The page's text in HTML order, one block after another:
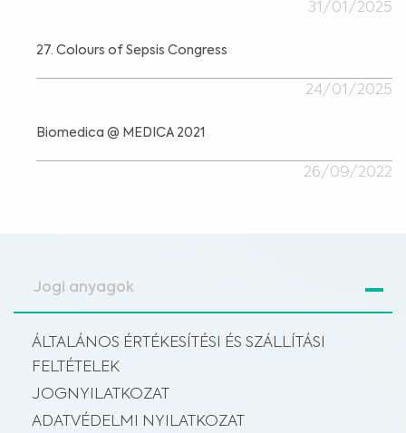
31/01/2025
27. Colours of Sepsis Congress
24/01/2025
Biomedica @ MEDICA 2021
26/09/2022
Jogi anyagok
ÁLTALÁNOS ÉRTÉKESÍTÉSI ÉS SZÁLLÍTÁSI
FELTÉTELEK
JOGNYILATKOZAT
ADATVÉDELMI NYILATKOZAT